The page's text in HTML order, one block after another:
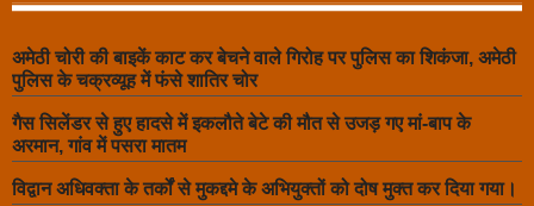
अमेठी चोरी की बाइकें काट कर बेचने वाले गिरोह पर पुलिस का शिकंजा, अमेठी
पुलिस के चक्रव्यूह में फंसे शातिर चोर
गैस सिलेंडर से हुए हादसे में इकलौते बेटे की मौत से उजड़ गए मां-बाप के
अरमान, गांव में पसरा मातम
विद्वान अधिवक्ता के तर्कों से मुकद्दमे के अभियुक्तों को दोष मुक्त कर दिया गया।